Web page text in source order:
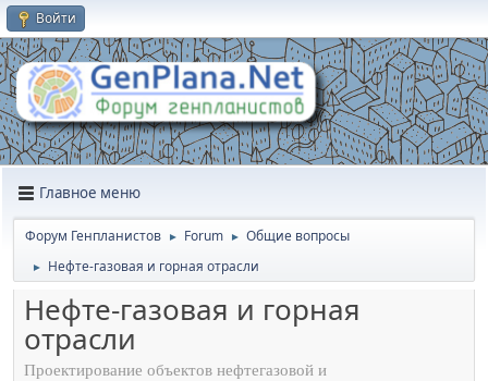
Войти
Главное меню
Форум Генпланистов ► Forum ► Общие вопросы
► Нефте-газовая и горная отрасли
Нефте-газовая и горная
отрасли
Проектирование объектов нефтегазовой и